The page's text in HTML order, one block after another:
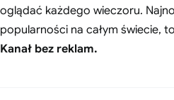
oglądać każdego wieczoru.
popularności na całym świecie,
Kanał bez reklam.